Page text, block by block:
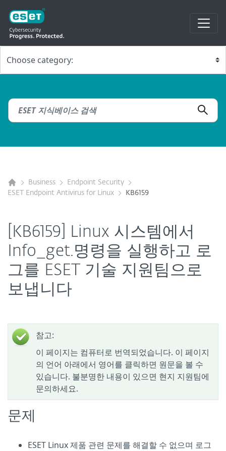
Business
Endpoint Security
ESET Endpoint Antivirus for Linux
KB6159
[KB6159] Linux 시스템에서
Info_get.명령을 실행하고 로
그를 ESET 기술 지원팀으로
보냅니다
참고:
이 페이지는 컴퓨터로 번역되었습니다. 이 페이지
의 언어 아래에서 영어를 클릭하면 원문을 볼 수
있습니다. 불분명한 내용이 있으면 현지 지원팀에
문의하세요.
문제
ESET Linux 제품 관련 문제를 해결할 수 없으며 로그